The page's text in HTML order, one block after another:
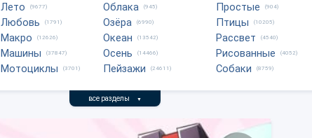
Лето (9677)
Любовь (1791)
Макро (12626)
Машины (37847)
Мотоциклы (3701)
Облака (945)
Озёра (6990)
Океан (13542)
Осень (14466)
Пейзажи (24611)
Простые (904)
Птицы (10205)
Рассвет (4540)
Рисованные (4052)
Собаки (8759)
все разделы ▼